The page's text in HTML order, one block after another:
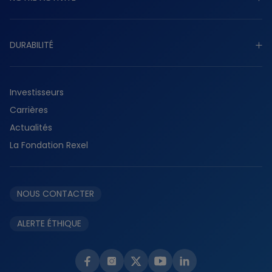
Stratégie
Gouvernance
Tertiaire
Résidentiel
Services
Fournisseurs
DURABILITÉ
Investisseurs
Carrières
Actualités
La Fondation Rexel
NOUS CONTACTER
ALERTE ÉTHIQUE